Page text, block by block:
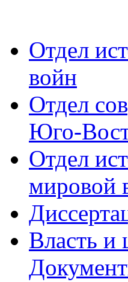
Отдел
войн
Отдел
Юго-
Отдел
мировой
Власть и